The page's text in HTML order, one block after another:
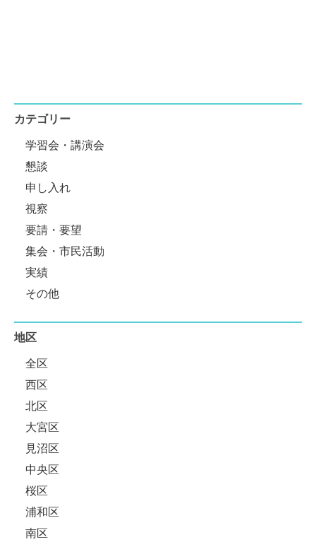
カテゴリー
学習会・講演会
懇談
申し入れ
視察
要請・要望
集会・市民活動
実績
その他
地区
全区
西区
北区
大宮区
見沼区
中央区
桜区
浦和区
南区